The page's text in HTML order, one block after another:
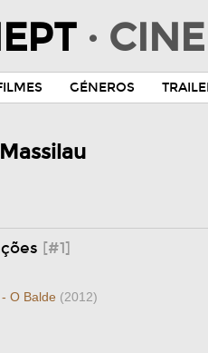
·
GÉNEROS
[#1]
O Balde (2012)